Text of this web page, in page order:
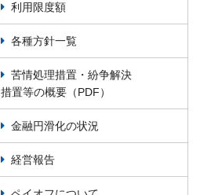
利用限度額
各種方針一覧
苦情処理措置・紛争解決
措置等の概要（PDF）
金融円滑化の状況
経営報告